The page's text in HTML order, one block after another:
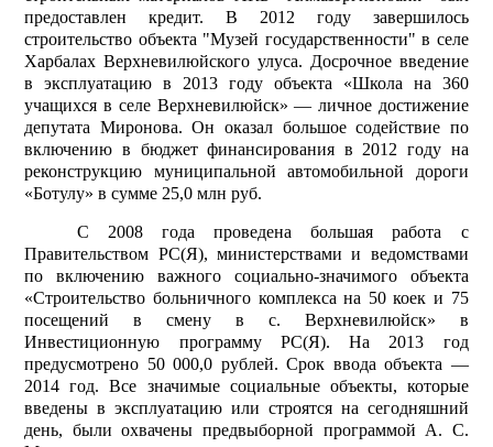
предоставлен кредит. В 2012 году завершилось
строительство объекта "Музей государственности" в селе
Харбалах Верхневилюйского улуса. Досрочное введение
в эксплуатацию в 2013 году объекта «Школа на 360
учащихся в селе Верхневилюйск» — личное достижение
депутата Миронова. Он оказал большое содействие по
включению в бюджет финансирования в 2012 году на
реконструкцию муниципальной автомобильной дороги
«Ботулу» в сумме 25,0 млн руб.
С 2008 года проведена большая работа с
Правительством РС(Я), министерствами и ведомствами
по включению важного социально-значимого объекта
«Строительство больничного комплекса на 50 коек и 75
посещений в смену в с. Верхневилюйск» в
Инвестиционную программу РС(Я). На 2013 год
предусмотрено 50 000,0 рублей. Срок ввода объекта —
2014 год. Все значимые социальные объекты, которые
введены в эксплуатацию или строятся на сегодняшний
день, были охвачены предвыборной программой А. С.